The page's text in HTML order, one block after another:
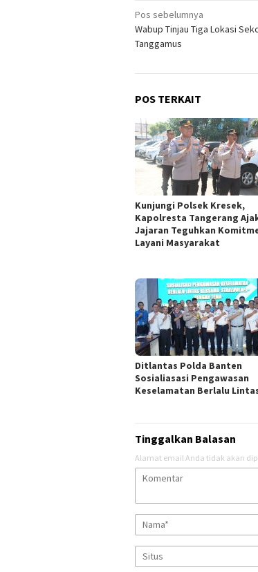
Navigasi
pos
Pos sebelumnya
Wabup Tinjau Tiga Lokasi
Tanggamus
POS TERKAIT
Kunjungi Polsek Kresek,
Kapolresta Tangerang
Jajaran Teguhkan
Layani Masyarakat
Ditlantas Polda Banten
Sosialiasasi Pengawasan
Keselamatan Berlalu
Tinggalkan Balasan
Alamat email Anda tidak akan